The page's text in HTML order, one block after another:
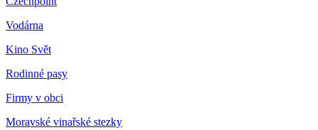
Vodárna
Kino Svět
Rodinné pasy
Firmy v obci
Moravské vinařské stezky